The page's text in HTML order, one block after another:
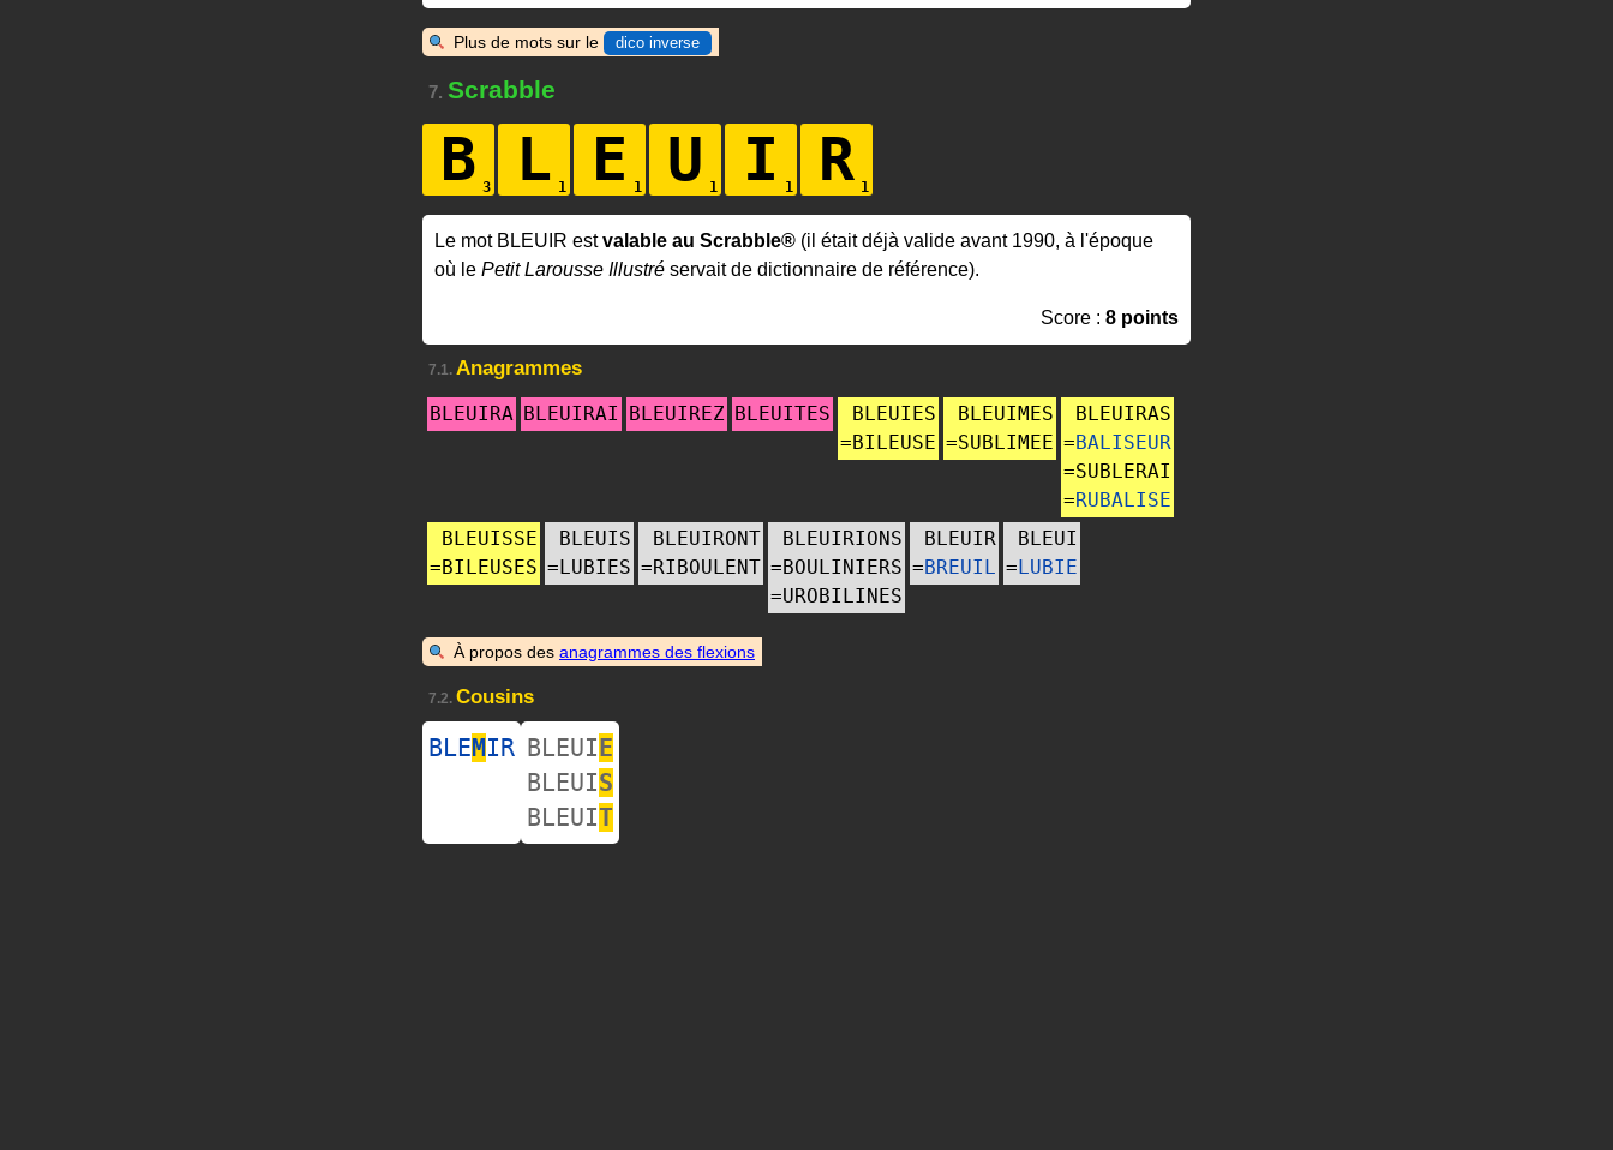
Plus de mots sur le dico inverse
7. Scrabble
B L E U I R
Le mot BLEUIR estvalable au Scrabble® (il était déjà valide avant 1990, à l'époque
où le Petit Larousse Illustré servait de dictionnaire de référence).
Score : 8 points
7.1. Anagrammes
BLEUIRA BLEUIRAI BLEUIREZ BLEUITES
BLEUIES
=BILEUSE
BLEUIMES
=SUBLIMEE
BLEUIRAS
=BALISEUR
=SUBLERAI
=RUBALISE
BLEUISSE
=BILEUSES
BLEUIS
=LUBIES
BLEUIRONT
=RIBOULENT
BLEUIRIONS
=BOULINIERS
=UROBILINES
BLEUIR
=BREUIL
BLEUI
=LUBIE
À propos des anagrammes des flexions
7.2. Cousins
BLEMIR BLEUIE
BLEUIS
BLEUIT